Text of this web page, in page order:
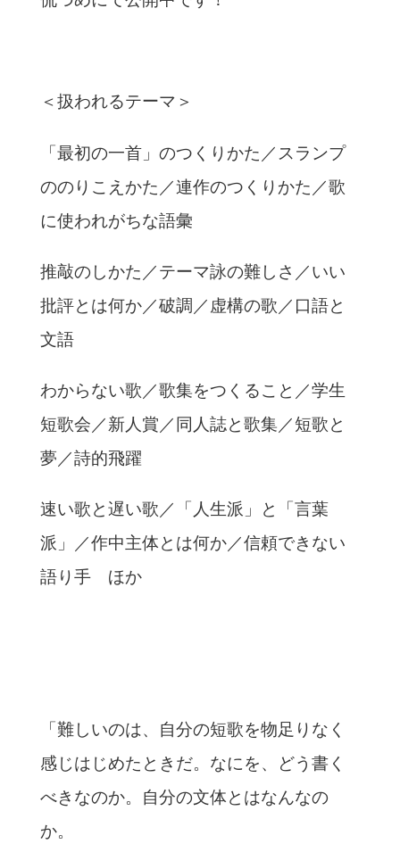
＜扱われるテーマ＞
「最初の一首」のつくりかた／スランプ
ののりこえかた／連作のつくりかた／歌
に使われがちな語彙
推敲のしかた／テーマ詠の難しさ／いい
批評とは何か／破調／虚構の歌／口語と
文語
わからない歌／歌集をつくること／学生
短歌会／新人賞／同人誌と歌集／短歌と
夢／詩的飛躍
速い歌と遅い歌／「人生派」と「言葉
派」／作中主体とは何か／信頼できない
語り手 ほか
「難しいのは、自分の短歌を物足りなく
感じはじめたときだ。なにを、どう書く
べきなのか。自分の文体とはなんなの
か。